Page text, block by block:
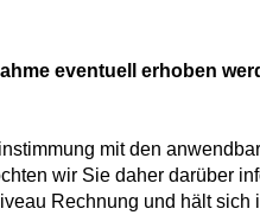
eventuell erhoben
mit den
wir Sie daher darüber
Rechnung und hält sich